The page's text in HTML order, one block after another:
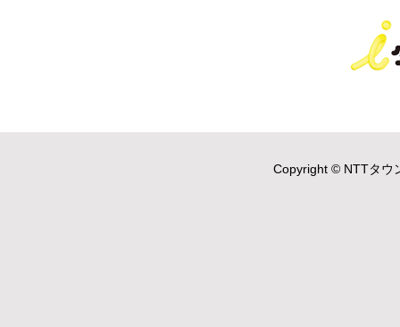
Copyright © NTTタウ